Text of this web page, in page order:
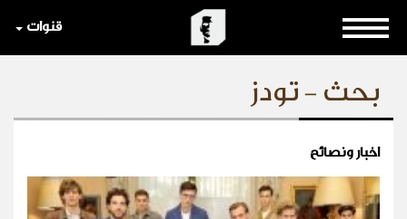
قنوات
بحث - تودز
اخبار ونصائح